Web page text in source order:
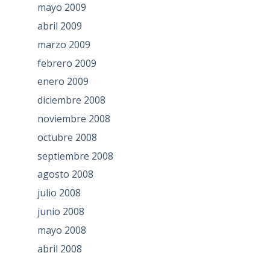
mayo 2009
abril 2009
marzo 2009
febrero 2009
enero 2009
diciembre 2008
noviembre 2008
octubre 2008
septiembre 2008
agosto 2008
julio 2008
junio 2008
mayo 2008
abril 2008